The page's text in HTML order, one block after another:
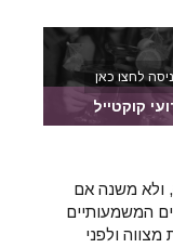
קוקטייל
לחצו כאן
ולא משנה אם
המשמעותיים
ולפני